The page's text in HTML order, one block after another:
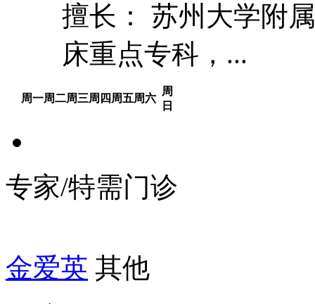
擅长： 苏州大学附
床重点专科，...
周一周二周三周四 周五周六
周
日
专家/特需门诊
金爱英 其他